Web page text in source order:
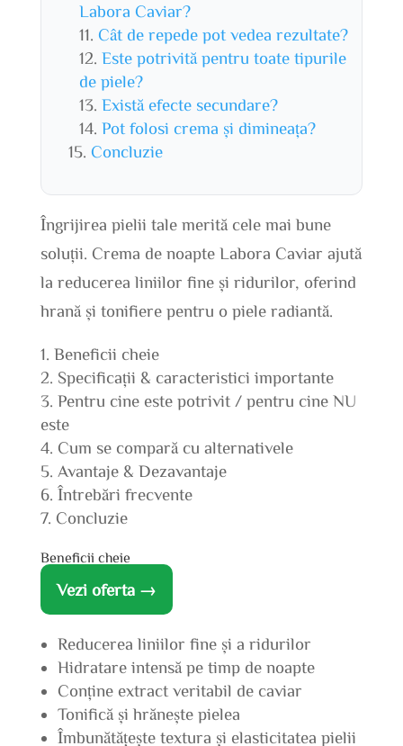
Labora Caviar?
Cât de repede pot vedea rezultate?
Este potrivită pentru toate tipurile
de piele?
Există efecte secundare?
Pot folosi crema și dimineața?
Concluzie
Îngrijirea pielii tale merită cele mai bune
soluții. Crema de noapte Labora Caviar ajută
la reducerea liniilor fine și ridurilor, oferind
hrană și tonifiere pentru o piele radiantă.
Beneficii cheie
Specificații & caracteristici importante
Pentru cine este potrivit / pentru cine NU
este
Cum se compară cu alternativele
Avantaje & Dezavantaje
Întrebări frecvente
Concluzie
Beneficii cheie
Vezi oferta →
Reducerea liniilor fine și a ridurilor
Hidratare intensă pe timp de noapte
Conține extract veritabil de caviar
Tonifică și hrănește pielea
Îmbunătățește textura și elasticitatea pielii